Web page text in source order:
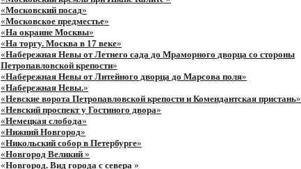
«Московский посад»
«Московское предместье»
«На окраине Москвы»
«На торгу. Москва в 17 веке»
«Набережная Невы от Летнего сада до Мраморного дворца со стороны
Петропавловской крепости»
«Набережная Невы от Литейного дворца до Марсова поля»
«Набережная Невы.»
«Невские ворота Петропавловской крепости и Комендантская пристань»
«Невский проспект у Гостиного двора»
«Немецкая слобода»
«Нижний Новгород»
«Никольский собор в Петербурге»
«Новгород Великий »
«Новгород. Вид города с севера »